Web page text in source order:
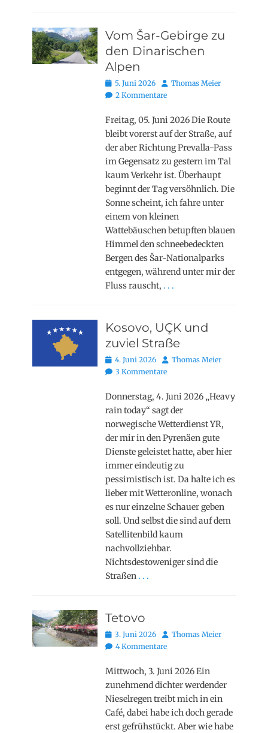
Vom Šar-Gebirge zu
den Dinarischen
Alpen
Posted
on
5. Juni 2026 AutorThomas Meier
2 Kommentare
Freitag, 05. Juni 2026 Die Route
bleibt vorerst auf der Straße, auf
der aber Richtung Prevalla-Pass
im Gegensatz zu gestern im Tal
kaum Verkehr ist. Überhaupt
beginnt der Tag versöhnlich. Die
Sonne scheint, ich fahre unter
einem von kleinen
Wattebäuschen betupften blauen
Himmel den schneebedeckten
Bergen des Šar-Nationalparks
entgegen, während unter mir der
Fluss rauscht, . . .
Kosovo, UÇK und
zuviel Straße
Posted
on
4. Juni 2026 AutorThomas Meier
3 Kommentare
Donnerstag, 4. Juni 2026 „Heavy
rain today“ sagt der
norwegische Wetterdienst YR,
der mir in den Pyrenäen gute
Dienste geleistet hatte, aber hier
immer eindeutig zu
pessimistisch ist. Da halte ich es
lieber mit Wetteronline, wonach
es nur einzelne Schauer geben
soll. Und selbst die sind auf dem
Satellitenbild kaum
nachvollziehbar.
Nichtsdestoweniger sind die
Straßen . . .
Tetovo
Posted
on
3. Juni 2026 AutorThomas Meier
4 Kommentare
Mittwoch, 3. Juni 2026 Ein
zunehmend dichter werdender
Nieselregen treibt mich in ein
Café, dabei habe ich doch gerade
erst gefrühstückt. Aber wie habe